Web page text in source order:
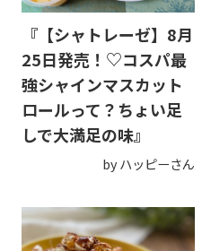
『【シャトレーゼ】8月
25日発売！♡コスパ最
強シャインマスカット
ロールって？ちょい足
しで大満足の味』
by ハッピーさん